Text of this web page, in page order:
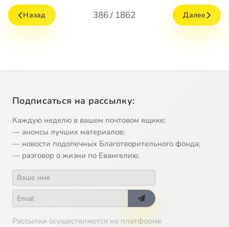
Назад 386 / 1862 Далее
Подписаться на рассылку:
Каждую неделю в вашем почтовом ящике:
— анонсы лучших материалов;
— новости подопечных Благотворительного фонда;
— разговор о жизни по Евангелию.
Рассылки осуществляются на платформе